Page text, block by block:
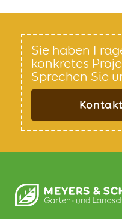
Sie haben
konkretes
Sprechen Sie